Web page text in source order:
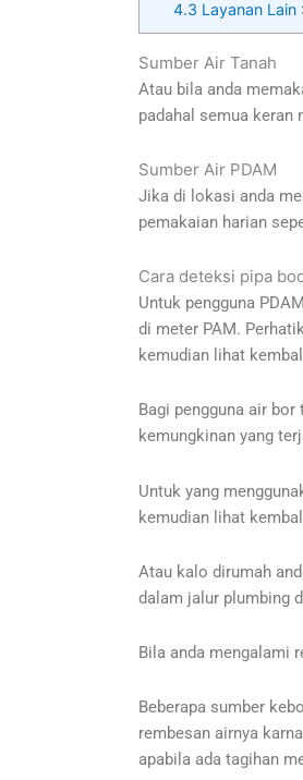
4.3 Layanan
Sumber Air Tanah
Atau bila anda
padahal semua
Sumber Air PDAM
Jika di lokasi anda
pemakaian harian
Cara deteksi pipa
Untuk pengguna
di meter PAM.
kemudian lihat
Bagi pengguna air
kemungkinan yang
Untuk yang
kemudian lihat
Atau kalo dirumah
dalam jalur plumbing
Bila anda mengalami
Beberapa sumber
rembesan airnya
apabila ada tagihan